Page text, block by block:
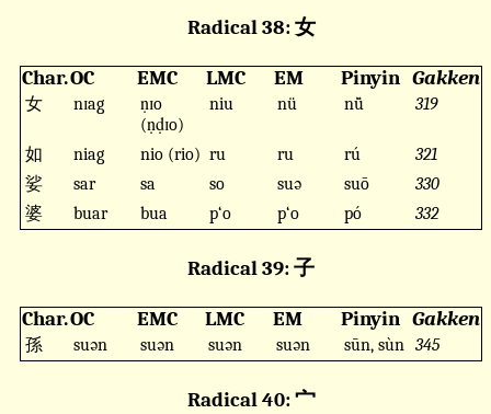
Radical 38: 女
Char.OC EMC LMC EM Pinyin Gakken
女 nɪag
ṇɪo
(ṇḍɪo)
niu nü nǚ 319
如 niag nio (rio) ru ru rú
321
娑
sar sa so suə suō
330
婆
buar bua p‘o p‘o pó 332
Radical 39: 子
Char.OC EMC LMC EM Pinyin Gakken
孫 suən suən suən suən sūn, sùn 345
Radical 40: 宀